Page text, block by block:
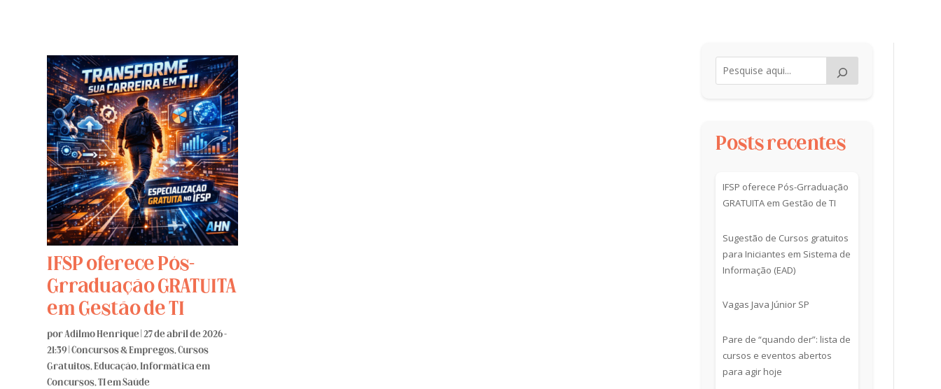
IFSP oferece Pós-
Grraduação GRATUITA
em Gestão de TI
porAdilmo Henrique|27 de abril de 2026 -
21:39|Concursos & Empregos,Cursos
Gratuitos,Educação,Informática em
Concursos,TI em Saúde
Posts recentes
IFSP oferece Pós-Grraduação
GRATUITA em Gestão de TI
Sugestão de Cursos gratuitos
para Iniciantes em Sistema de
Informação (EAD)
Vagas Java Júnior SP
Pare de “quando der”: lista de
cursos e eventos abertos
para agir hoje